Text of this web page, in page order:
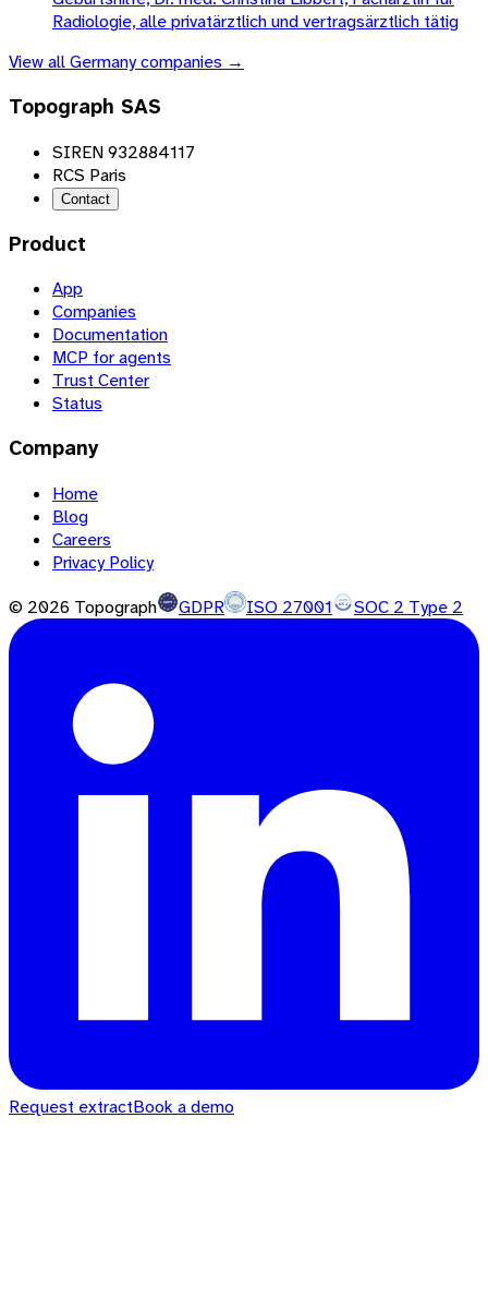
Radiologie, alle privatärztlich und vertragsärztlich tätig
View allGermanycompanies →
Topograph SAS
SIREN 932884117
RCS Paris
Contact
Product
App
Companies
Documentation
MCP for agents
Trust Center
Status
Company
Home
Blog
Careers
Privacy Policy
© 2026 Topograph GDPR ISO 27001 SOC 2 Type 2
Request extractBook a demo